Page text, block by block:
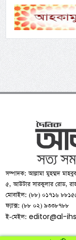
সম্পাদক: আল্লামা মুহম্মদ
৫, আউটার সারকুলার রোড,
মোবাইল: (৮৮) ০১৭১৬
ফ্যাক্স: (৮৮ ০২) ৯৩৩৮৭৮৮
ই-মেইল:editor@al-